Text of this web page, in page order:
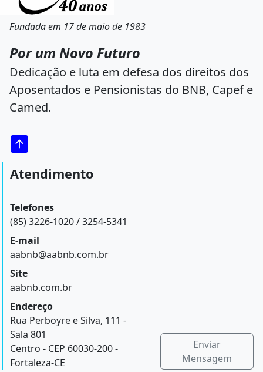
Fundada em 17 de maio de 1983
Por um Novo Futuro
Dedicação e luta em defesa dos direitos dos
Aposentados e Pensionistas do BNB, Capef e
Camed.
Atendimento
Telefones
(85) 3226-1020 / 3254-5341
E-mail
aabnb@aabnb.com.br
Site
aabnb.com.br
Endereço
Rua Perboyre e Silva, 111 -
Sala 801
Centro - CEP 60030-200 -
Fortaleza-CE
Enviar
Mensagem